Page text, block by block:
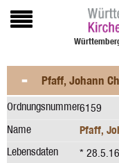
Pfaff, Johann
Ordnungsnummer6159
Name
Pfaff,
Lebensdaten
*